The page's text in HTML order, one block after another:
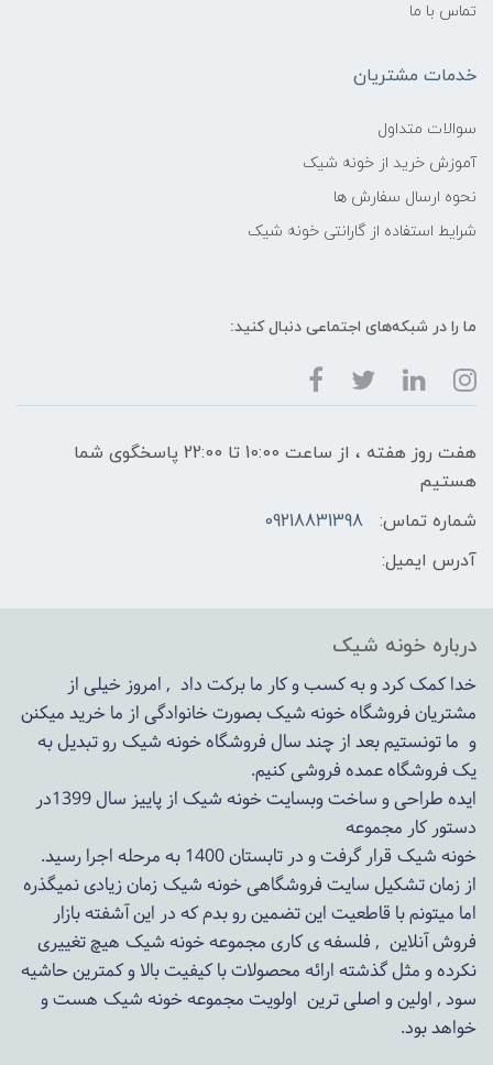
تماس با ما
خدمات مشتریان
سوالات متداول
آموزش خرید از خونه شیک
نحوه ارسال سفارش ها
شرایط استفاده از گارانتی خونه شیک
ما را در شبکه‌های اجتماعی دنبال کنید:
هفت روز هفته ، از ساعت 10:00 تا 22:00 پاسخگوی شما
هستیم
شماره تماس:
09218831398
آدرس ایمیل:
درباره خونه شیک
خدا کمک کرد و به کسب و کار ما برکت داد , امروز خیلی از
مشتریان فروشگاه خونه شیک بصورت خانوادگی از ما خرید میکنن
و ما تونستیم بعد از چند سال فروشگاهخونه شیکرو تبدیل به
یک فروشگاه عمده فروشی کنیم.
ایده طراحی و ساخت وبسایت خونه شیک از پاییز سال 1399در
دستور کار مجموعه
خونه شیک قرار گرفت و در تابستان 1400 به مرحله اجرا رسید.
از زمان تشکیل سایت فروشگاهیخونه شیکزمان زیادی نمیگذره
اما میتونم با قاطعیت این تضمین رو بدم که در این آشفته بازار
فروش آنلاین , فلسفه ی کاری مجموعهخونه شیک هیچ تغییری
نکرده و مثل گذشته ارائه محصولات با کیفیت بالا و کمترین حاشیه
سود , اولین و اصلی ترین اولویت مجموعهخونه شیک هست و
خواهد بود.